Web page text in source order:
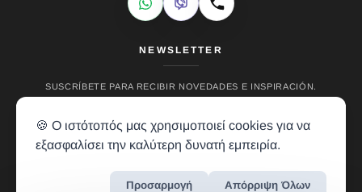
WhatsApp
Viber Llamar
NEWSLETTER
SUSCRÍBETE PARA RECIBIR NOVEDADES E INSPIRACIÓN.
🍪 Ο ιστότοπός μας χρησιμοποιεί cookies για να
εξασφαλίσει την καλύτερη δυνατή εμπειρία.
Προσαρμογή Απόρριψη Όλων